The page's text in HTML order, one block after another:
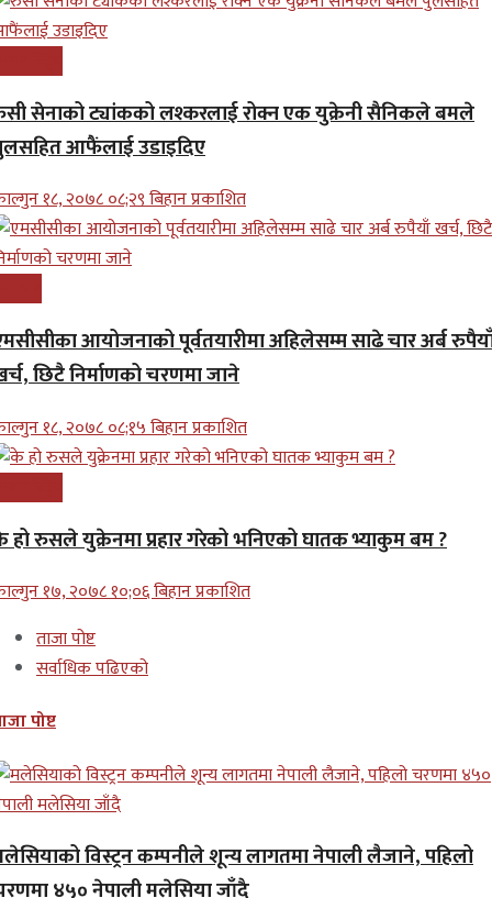
सेनाको ट्यांकको लश्करलाई रोक्न एक युक्रेनी सैनिकले बमले
आफैंलाई उडाइदिए
१८, २०७८ ०८;२९ बिहान प्रकाशित
आयोजनाको पूर्वतयारीमा अहिलेसम्म साढे चार अर्ब
छिटै निर्माणको चरणमा जाने
१८, २०७८ ०८;१५ बिहान प्रकाशित
हो रुसले युक्रेनमा प्रहार गरेको भनिएको घातक भ्याकुम बम ?
१७, २०७८ १०;०६ बिहान प्रकाशित
ताजा पोष्ट
सर्वाधिक पढिएको
पोष्ट
विस्ट्रन कम्पनीले शून्य लागतमा नेपाली लैजाने, पहिलो